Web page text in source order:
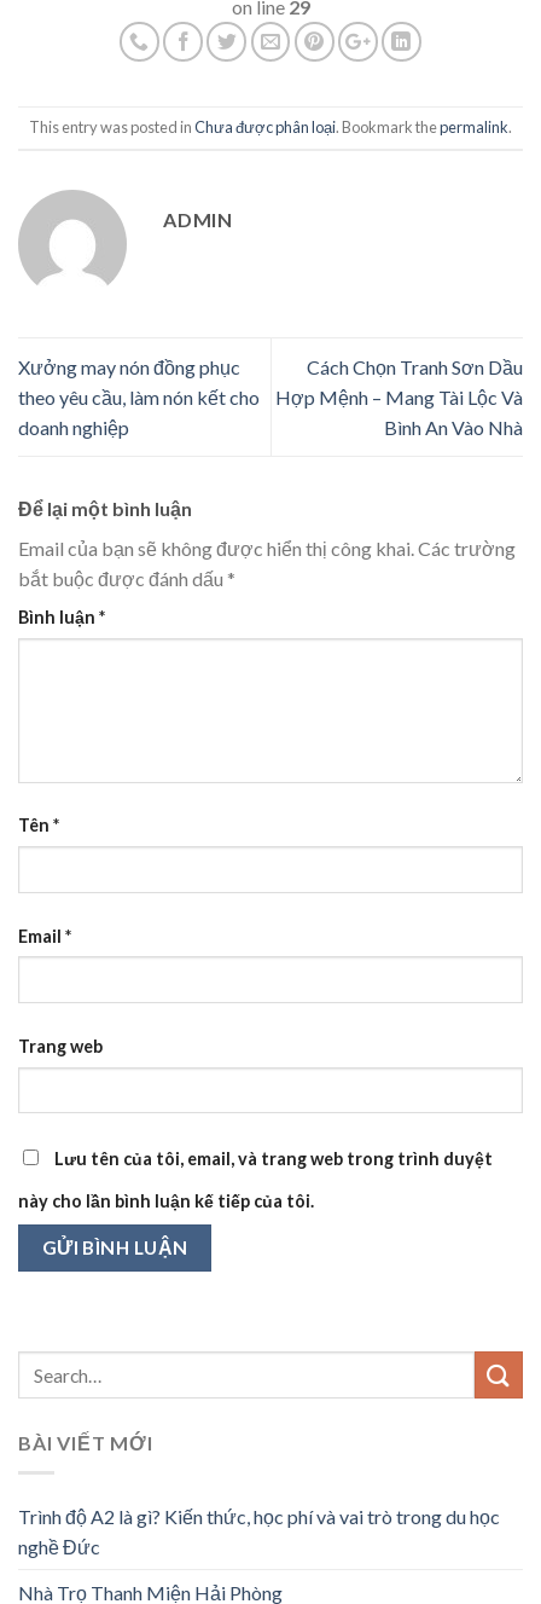
on line 29
This entry was posted inChưa được phân loại. Bookmark thepermalink.
ADMIN
Xưởng may nón đồng phục
theo yêu cầu, làm nón kết cho
doanh nghiệp
Cách Chọn Tranh Sơn Dầu
Hợp Mệnh – Mang Tài Lộc Và
Bình An Vào Nhà
Để lại một bình luận
Email của bạn sẽ không được hiển thị công khai.Các trường
bắt buộc được đánh dấu *
Bình luận *
Tên *
Email *
Trang web
Lưu tên của tôi, email, và trang web trong trình duyệt
này cho lần bình luận kế tiếp của tôi.
BÀI VIẾT MỚI
Trình độ A2 là gì? Kiến thức, học phí và vai trò trong du học
nghề Đức
Nhà Trọ Thanh Miện Hải Phòng